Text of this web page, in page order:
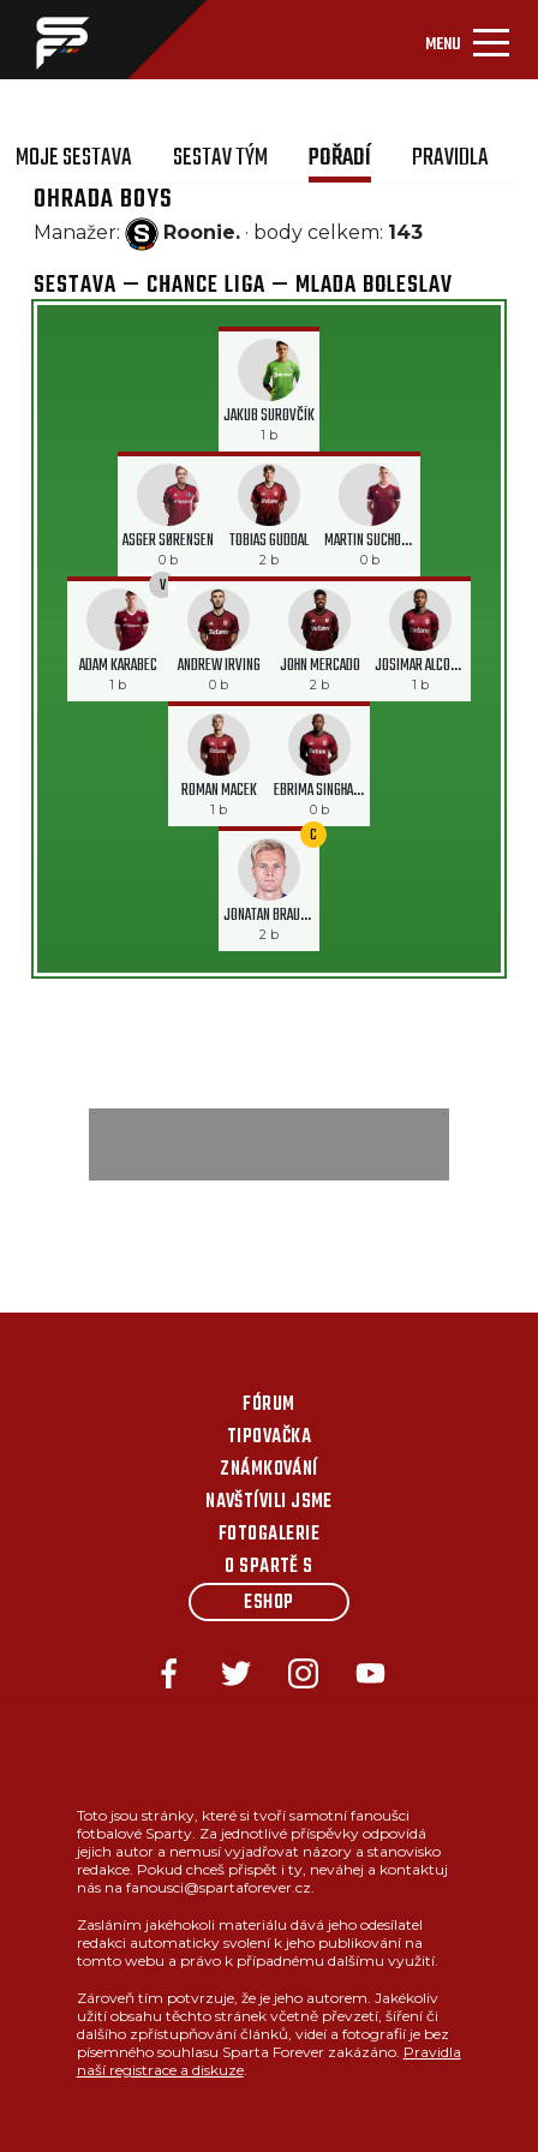
MENU
MOJE SESTAVA SESTAV TÝM POŘADÍ PRAVIDLA
OHRADA BOYS
Manažer: Roonie. · body celkem: 143
SESTAVA — CHANCE LIGA — MLADA BOLESLAV
JAKUB SUROVČÍK
1 b
ASGER SØRENSEN
0 b
TOBIAS GUDDAL
2 b
MARTIN SUCHOMEL
0 b
V
ADAM KARABEC
1 b
ANDREW IRVING
0 b
JOHN MERCADO
2 b
JOSIMAR ALCOCER
1 b
ROMAN MACEK
1 b
EBRIMA SINGHATEH
0 b
C
JONATAN BRAUT BRUNES
2 b
FÓRUM
TIPOVAČKA
ZNÁMKOVÁNÍ
NAVŠTÍVILI JSME
FOTOGALERIE
O SPARTĚ S
ESHOP
Toto jsou stránky, které si tvoří samotní fanoušci
fotbalové Sparty. Za jednotlivé příspěvky odpovídá
jejich autor a nemusí vyjadřovat názory a stanovisko
redakce. Pokud chceš přispět i ty, neváhej a kontaktuj
nás na fanousci@spartaforever.cz.
Zasláním jakéhokoli materiálu dává jeho odesílatel
redakci automaticky svolení k jeho publikování na
tomto webu a právo k případnému dalšímu využití.
Zároveň tím potvrzuje, že je jeho autorem. Jakékoliv
užití obsahu těchto stránek včetně převzetí, šíření či
dalšího zpřístupňování článků, videí a fotografií je bez
písemného souhlasu Sparta Forever zakázáno. Pravidla
naší registrace a diskuze.